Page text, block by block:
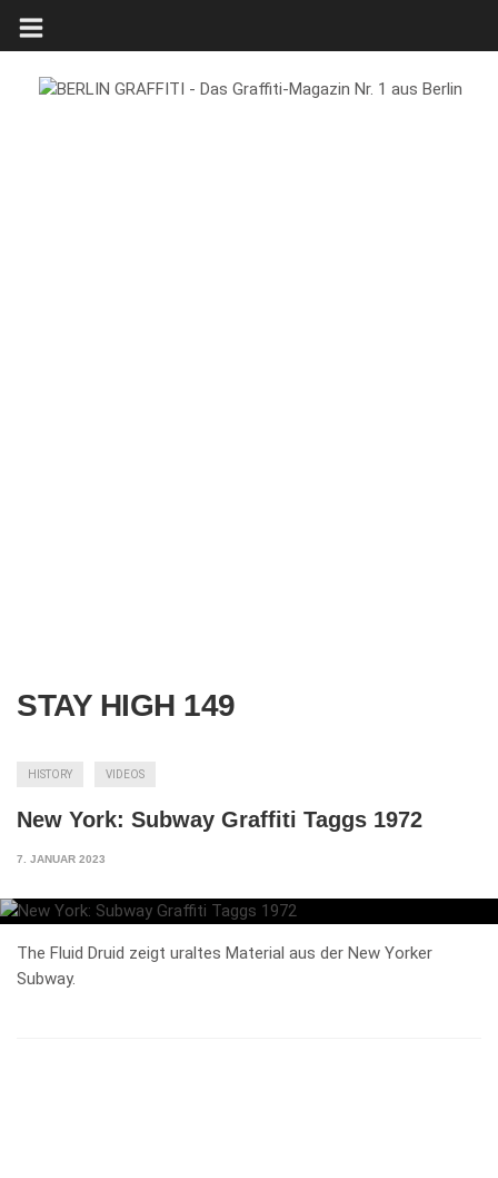
STAY HIGH 149
HISTORY VIDEOS
New York: Subway Graffiti Taggs 1972
7. JANUAR 2023
The Fluid Druid zeigt uraltes Material aus der New Yorker
Subway.